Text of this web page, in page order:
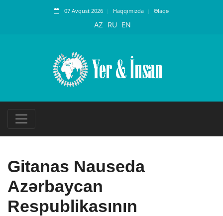
07 Avqust 2026 Haqqımızda Əlaqə
AZ RU EN
Gitanas Nauseda
Azərbaycan
Respublikasının